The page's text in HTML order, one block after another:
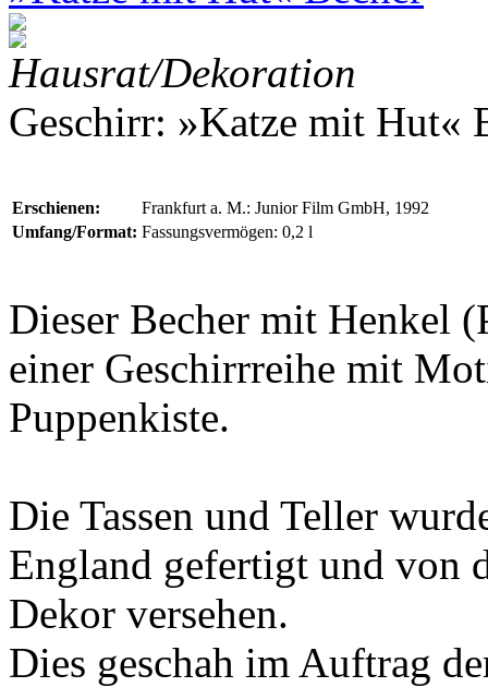
Hausrat/Dekoration
Geschirr: »Katze mit Hut«
Erschienen:
Frankfurt a. M.: Junior Film GmbH, 1992
Umfang/Format: Fassungsvermögen: 0,2 l
Dieser Becher mit Henkel
einer Geschirrreihe mit
Puppenkiste.
Die Tassen und Teller
England gefertigt und von
Dekor versehen.
Dies geschah im Auftrag